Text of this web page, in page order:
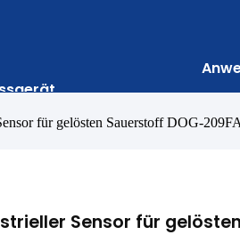
für gelösten Sauerstoff DOG-
Sensor für